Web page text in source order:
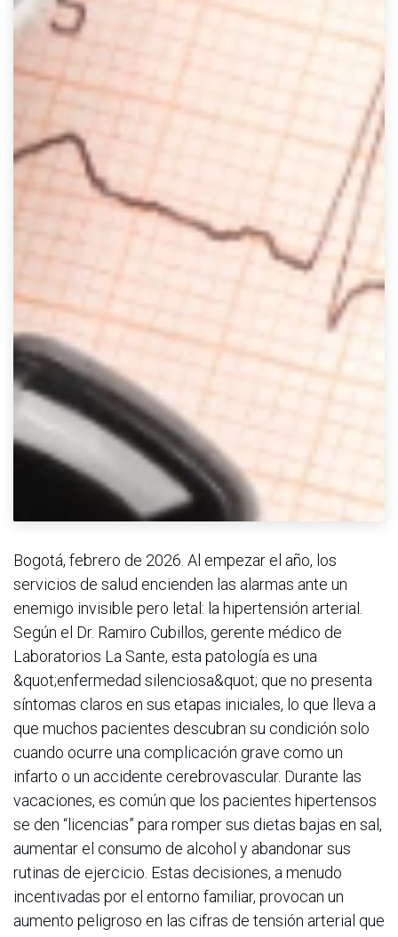
Bogotá, febrero de 2026. Al empezar el año, los
servicios de salud encienden las alarmas ante un
enemigo invisible pero letal: la hipertensión arterial.
Según el Dr. Ramiro Cubillos, gerente médico de
Laboratorios La Sante, esta patología es una
&quot;enfermedad silenciosa&quot; que no presenta
síntomas claros en sus etapas iniciales, lo que lleva a
que muchos pacientes descubran su condición solo
cuando ocurre una complicación grave como un
infarto o un accidente cerebrovascular. Durante las
vacaciones, es común que los pacientes hipertensos
se den “licencias” para romper sus dietas bajas en sal,
aumentar el consumo de alcohol y abandonar sus
rutinas de ejercicio. Estas decisiones, a menudo
incentivadas por el entorno familiar, provocan un
aumento peligroso en las cifras de tensión arterial que